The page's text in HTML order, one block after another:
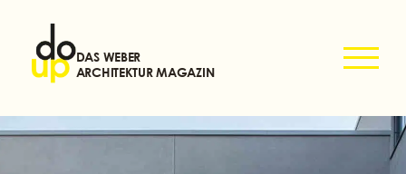
DAS WEBER
ARCHITEKTUR MAGAZIN